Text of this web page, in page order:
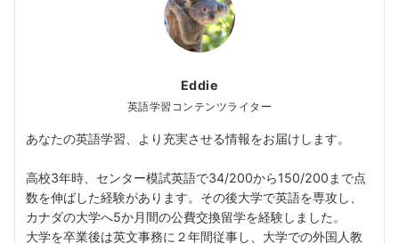
Eddie
英語学習コンテンツライター
あなたの英語学習、より充実させる情報をお届けします。
高校3年時、センター模試英語で34/200から150/200まで点
数を伸ばした経験があります。その後大学で英語を専攻し、
カナダの大学へ5か月間の公費交換留学を経験しました。
大学を卒業後は英文事務に２年間従事し、大学での外国人教